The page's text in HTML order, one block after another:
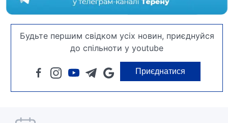
Будьте першим свідком усіх новин, приєднуйся
до спільноти у youtube
Приєднатися